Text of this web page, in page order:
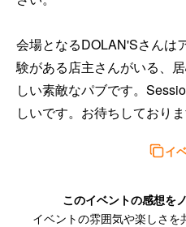
会場となるDOLAN'Sさんは
験がある店主さんがいる、
しい素敵なパブです。
しいです。お待ちしておりま
イ
このイベントの感想を
イベントの雰囲気や楽しさを